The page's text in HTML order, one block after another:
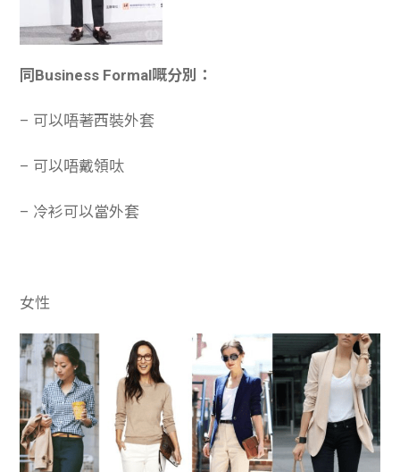
同Business Formal嘅分別：
– 可以唔著西裝外套
– 可以唔戴領呔
– 冷衫可以當外套
女性